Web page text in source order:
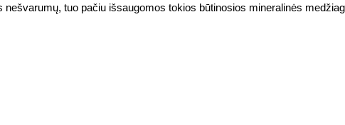
tuo pačiu išsaugomos tokios būtinosios mineralinės